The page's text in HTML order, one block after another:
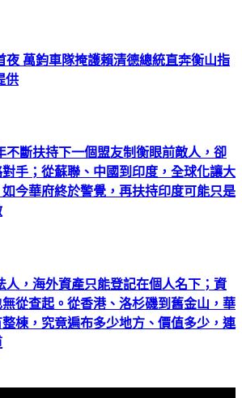
夜 萬鈞車隊掩護賴清德總統直奔衡山指
供
不斷扶持下一個盟友制衡眼前敵人，卻
手；從蘇聯、中國到印度，全球化讓大
今華府終於警覺，再扶持印度可能只是
人，海外資產只能登記在個人名下；資
從查起。從香港、洛杉磯到舊金山，華
棟，究竟遍布多少地方、價值多少，連